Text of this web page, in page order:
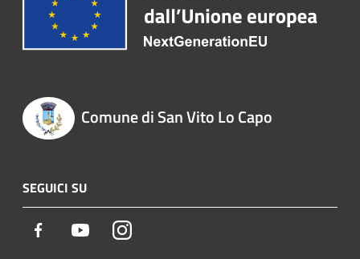
Comune di San Vito Lo Capo
SEGUICI SU
Facebook YoutubeInstagram